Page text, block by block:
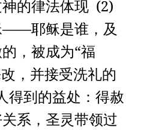
的律法体现 (2)
——耶稣是谁，及
，被成为“福
，并接受洗礼的
得到的益处：得赦
系，圣灵带领过